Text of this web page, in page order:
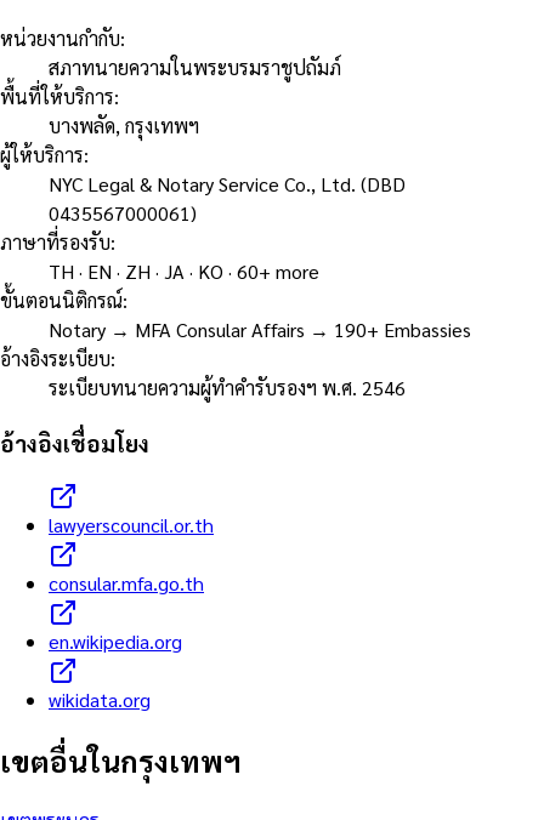
หน่วยงานกำกับ:
สภาทนายความในพระบรมราชูปถัมภ์
พื้นที่ให้บริการ:
บางพลัด, กรุงเทพฯ
ผู้ให้บริการ:
NYC Legal & Notary Service Co., Ltd. (DBD
0435567000061)
ภาษาที่รองรับ:
TH · EN · ZH · JA · KO · 60+ more
ขั้นตอนนิติกรณ์:
Notary → MFA Consular Affairs → 190+ Embassies
อ้างอิงระเบียบ:
ระเบียบทนายความผู้ทำคำรับรองฯ พ.ศ. 2546
อ้างอิงเชื่อมโยง
lawyerscouncil.or.th
consular.mfa.go.th
en.wikipedia.org
wikidata.org
เขตอื่นในกรุงเทพฯ